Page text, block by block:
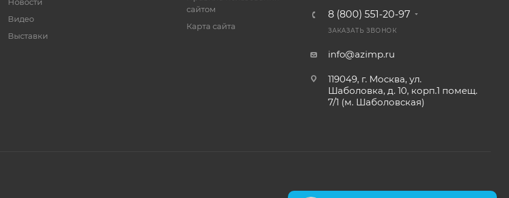
Видео
Выставки
сайтом
Карта сайта
8 (800) 551-20-97
ЗАКАЗАТЬ ЗВОНОК
info@azimp.ru
119049, г. Москва, ул.
Шаболовка, д. 10, корп.1 помещ.
7/1 (м. Шаболовская)